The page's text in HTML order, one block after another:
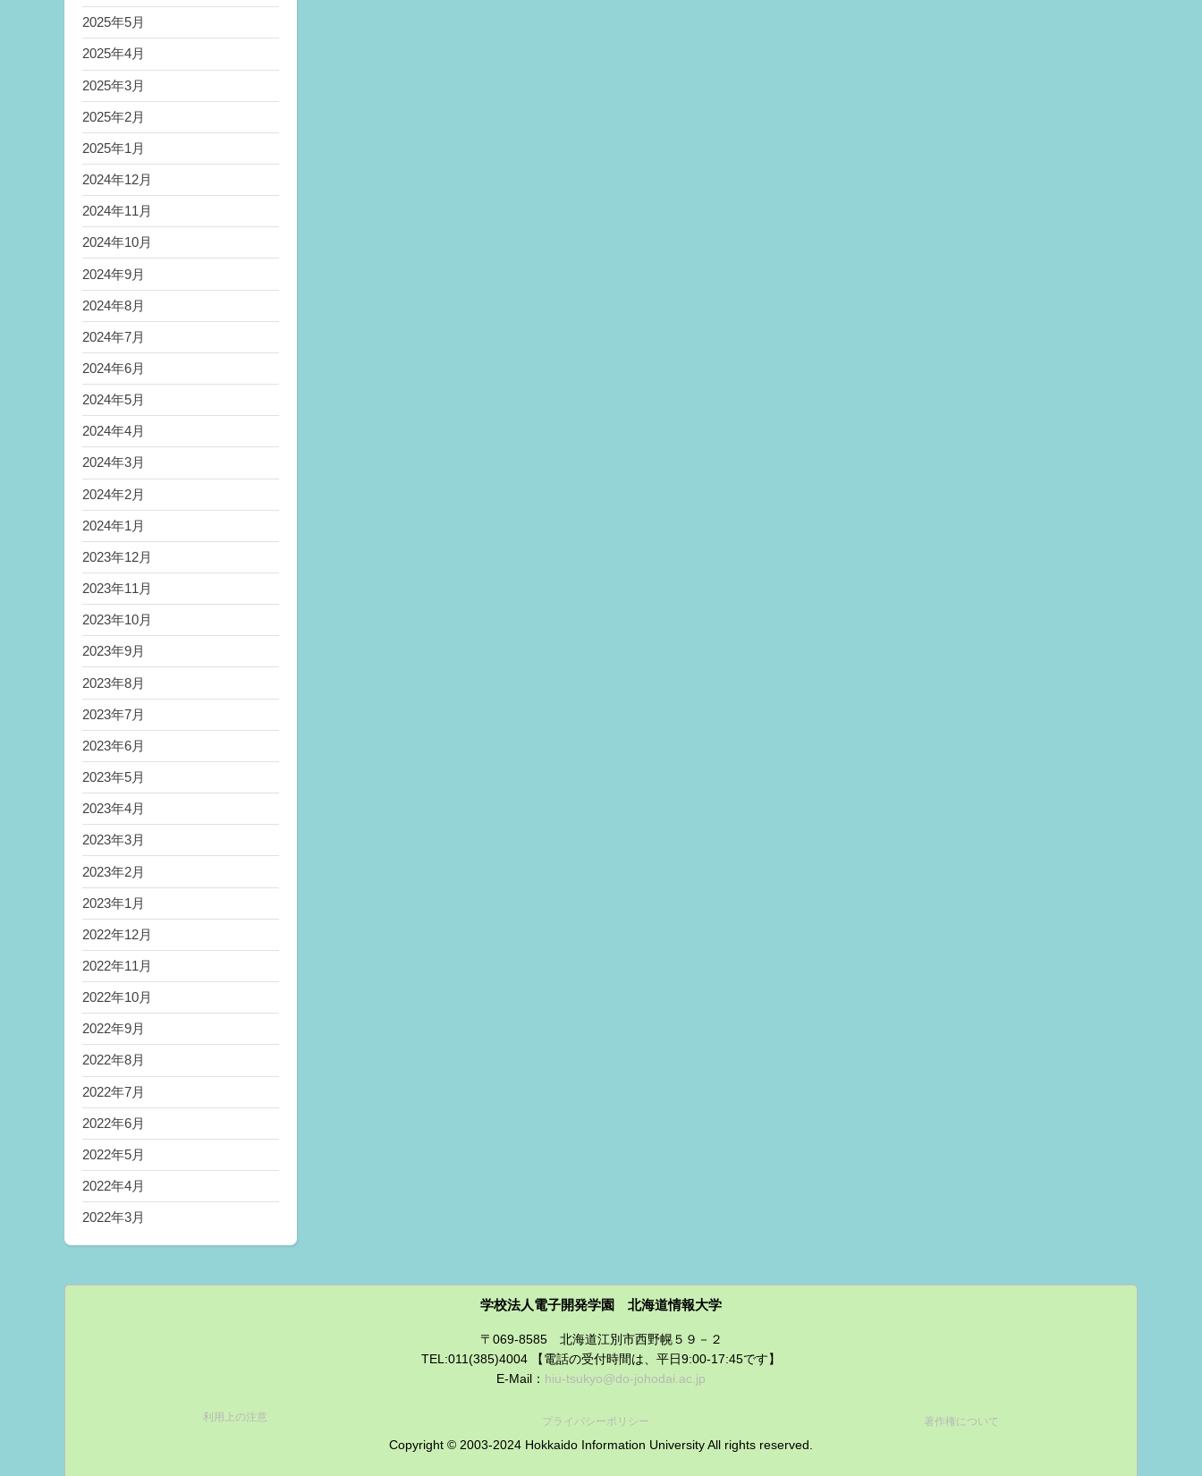
2025年5月
2025年4月
2025年3月
2025年2月
2025年1月
2024年12月
2024年11月
2024年10月
2024年9月
2024年8月
2024年7月
2024年6月
2024年5月
2024年4月
2024年3月
2024年2月
2024年1月
2023年12月
2023年11月
2023年10月
2023年9月
2023年8月
2023年7月
2023年6月
2023年5月
2023年4月
2023年3月
2023年2月
2023年1月
2022年12月
2022年11月
2022年10月
2022年9月
2022年8月
2022年7月
2022年6月
2022年5月
2022年4月
2022年3月
学校法人電子開発学園 北海道情報大学
〒069-8585 北海道江別市西野幌５９－２
TEL:011(385)4004 【電話の受付時間は、平日9:00-17:45です】
E-Mail： hiu-tsukyo@do-johodai.ac.jp
利用上の注意 プライバシーポリシー 著作権について
Copyright © 2003-2024 Hokkaido Information University All rights reserved.